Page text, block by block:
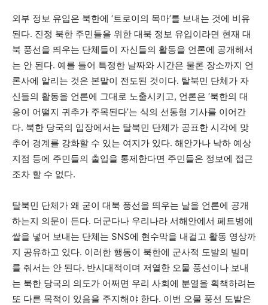
외부 정보 유입은 북한에 ‘트로이의 목마’를 보내는 것에 비유
된다. 진정 북한 주민들을 위한 대북 정보 유입이라면 현재 대
북 풍선을 띄우는 단체들이 자신들의 활동을 언론에 공개해서
는 안 된다. 예를 들어 특정한 날짜와 시간은 물론 장소까지 언
론사에 알리는 것은 본말이 전도된 것이다. 탈북민 단체가 자
신들의 활동을 언론에 그대로 노출시키고, 언론은 ‘북한의 대
응이 어떨지 귀추가 주목된다’는 식의 선동형 기사를 이어간
다. 북한 당국의 입장에서는 탈북민 단체가 공표한 시각에 맞
추어 경계를 강화할 수 있는 여지가 있다. 해안가나 낙하 예상
지점 등에 주민들의 출입을 통제한다면 주민들은 정보에 접근
조차 할 수 없다.
탈북민 단체가 왜 굳이 대북 풍선을 띄우는 날을 언론에 공개
하는지 의문이 든다. 더군다나 우리나라 서해안에서 페트병에
쌀을 넣어 보내는 단체는 SNS에 현수막을 내걸고 활동 영상까
지 공유하고 있다. 이러한 행동이 북한에 군사적 도발의 빌미
를 줘서는 안 된다. 반시대적이며 저열한 오물 풍선이나 보내
는 북한 당국의 의도가 어쩌면 우리 사회에 분열을 획책하려는
또 다른 목적이 있음을 주지해야 한다. 이번 오물 풍선 도발은